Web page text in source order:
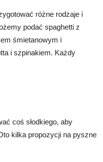
różne rodzaje i
podać spaghetti z
śmietanowym i
i szpinakiem. Każdy
coś słodkiego, aby
kilka propozycji na pyszne